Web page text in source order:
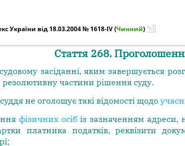
України від 18.03.2004 № 1618-IV(Чинний)